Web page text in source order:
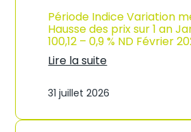
–
2
0
6
a
t
i
n
n
M
Période Indice Variation
Hausse des prix sur 1 an
100,12 – 0,9 % ND Février
Lire la suite
n
i
31 juillet 2026